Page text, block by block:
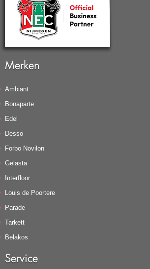
Merken
Ambiant
Bonaparte
Edel
Desso
Forbo Novilon
Gelasta
Interfloor
Louis de Poortere
Parade
Tarkett
Belakos
Service